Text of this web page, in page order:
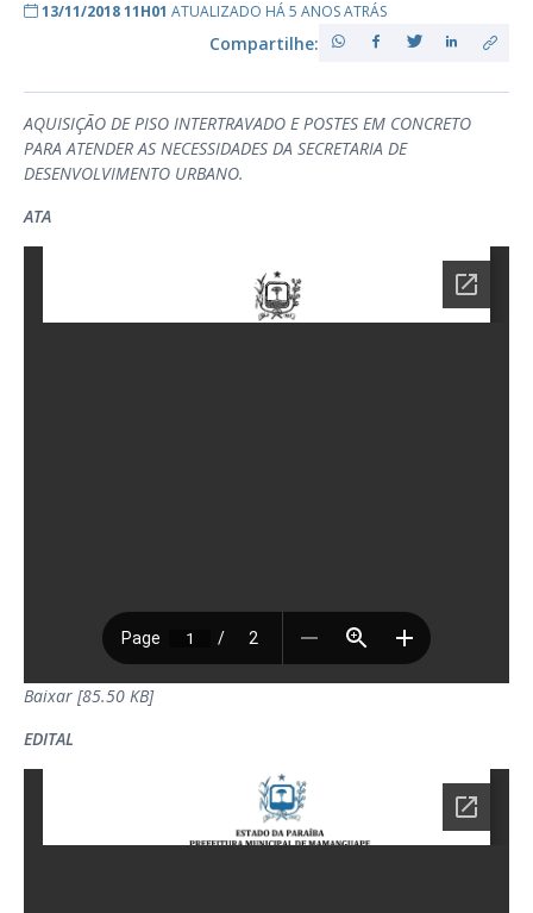
13/11/2018 11H01 ATUALIZADO HÁ 5 ANOS ATRÁS
Compartilhe:
AQUISIÇÃO DE PISO INTERTRAVADO E POSTES EM CONCRETO
PARA ATENDER AS NECESSIDADES DA SECRETARIA DE
DESENVOLVIMENTO URBANO.
ATA
Baixar [85.50 KB]
EDITAL